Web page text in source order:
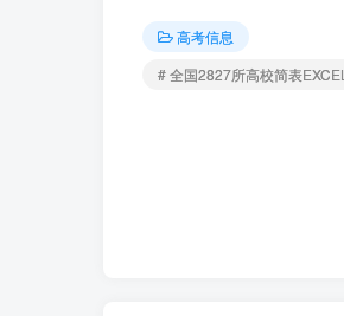
高考信息
# 全国2827所高校简表EXCEL